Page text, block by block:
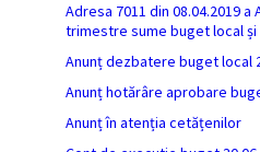
Adresa 7011 din 08.04.2019 a
trimestre sume buget local
Anunț dezbatere buget local
Anunț hotărâre aprobare
Anunț în atenția cetățenilor